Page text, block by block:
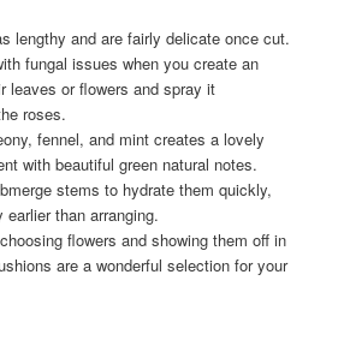
lengthy and are fairly delicate once cut.
fungal issues when you create an
leaves or flowers and spray it
roses.
fennel, and mint creates a lovely
with beautiful green natural notes.
stems to hydrate them quickly,
than arranging.
flowers and showing them off in
are a wonderful selection for your